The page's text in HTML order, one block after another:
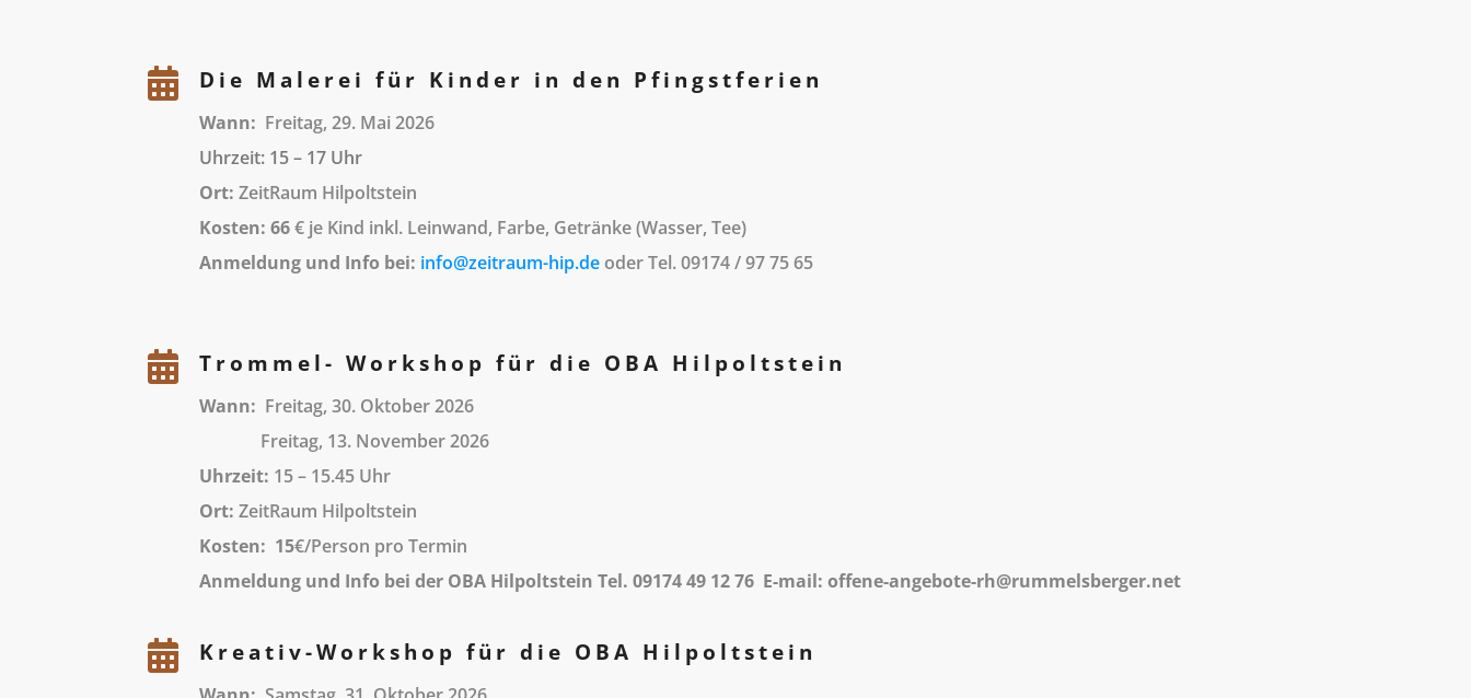
 Die Malerei für Kinder in den Pfingstferien
Wann: Freitag, 29. Mai 2026
Uhrzeit: 15 – 17 Uhr9 – 12 Uhr
Ort: ZeitRaum Hilpoltstein
Kosten: 66€ je Kind inkl. Leinwand, Farbe, Getränke (Wasser, Tee)
Anmeldung und Info bei: info@zeitraum-hip.deoder Tel. 09174 / 97 75 65
 Trommel- Workshop für die OBA Hilpoltstein
Wann: Freitag, 30. Oktober 2026
Freitag, 13. November 2026
Uhrzeit: 15 – 15.45 Uhr
Ort: ZeitRaum Hilpoltstein
Kosten: 15€/Person pro Termin
Anmeldung und Info bei der OBA Hilpoltstein Tel. 09174 49 12 76 E-mail: offene-angebote-rh@rummelsberger.net
 Kreativ-Workshop für die OBA Hilpoltstein